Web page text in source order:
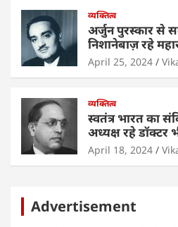
व्यक्तित्व
अर्जुन पुरस्कार से
निशानेबाज़ रहे
April 25, 2024
व्यक्तित्व
स्वतंत्र भारत का
अध्यक्ष रहे डॉक्टर
April 18, 2024
Advertisement